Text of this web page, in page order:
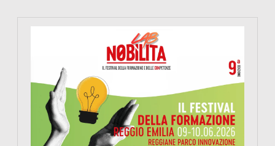
https://www.nobilitafestival.com